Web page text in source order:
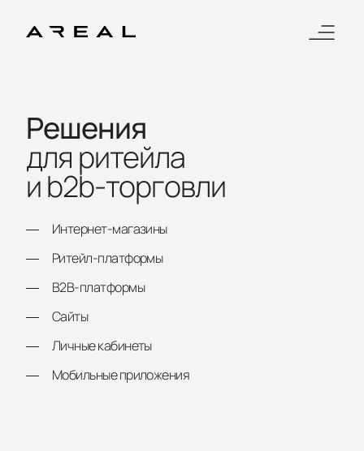
Решения
для ритейла
и b2b-торговли
Интернет-магазины
Ритейл-платформы
B2B-платформы
Сайты
Личные кабинеты
Мобильные приложения